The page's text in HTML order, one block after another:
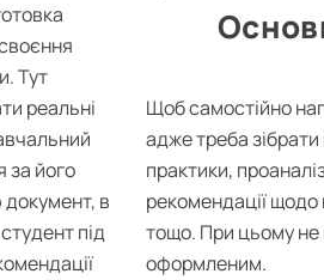
Тут
реальні
за його
документ, в
під
Щоб самостійно
адже треба
практики,
рекомендації щодо
тощо. При цьому не
оформленим.